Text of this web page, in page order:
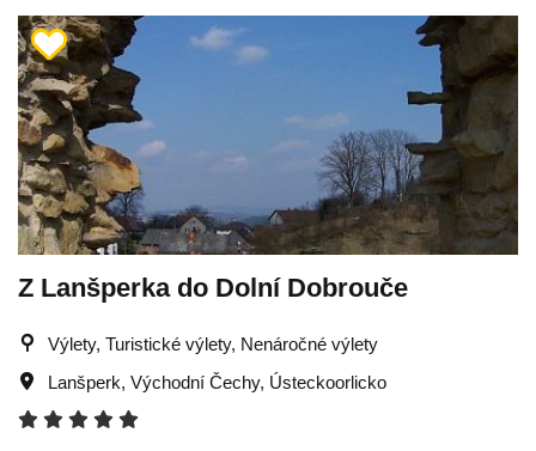
Z Lanšperka do Dolní Dobrouče
Výlety, Turistické výlety, Nenáročné výlety
Lanšperk, Východní Čechy, Ústeckoorlicko